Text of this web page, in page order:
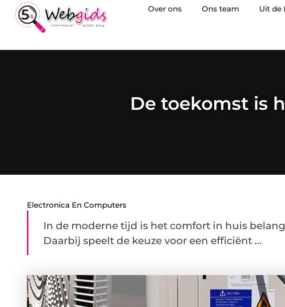
Over ons Ons team Uit de
De toekomst is
Electronica En Computers
In de moderne tijd is het comfort in huis
Daarbij speelt de keuze voor een efficiënt ...